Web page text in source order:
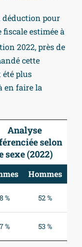
déduction pour
estimée à
2022, près de
cette
été plus
en faire la
Analyse
selon
sexe (2022)
Hommes
% 52 %
% 53 %